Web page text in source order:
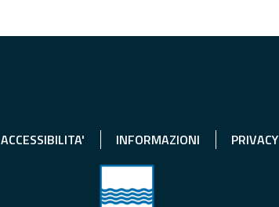
ACCESSIBILITA' INFORMAZIONI PRIVACY